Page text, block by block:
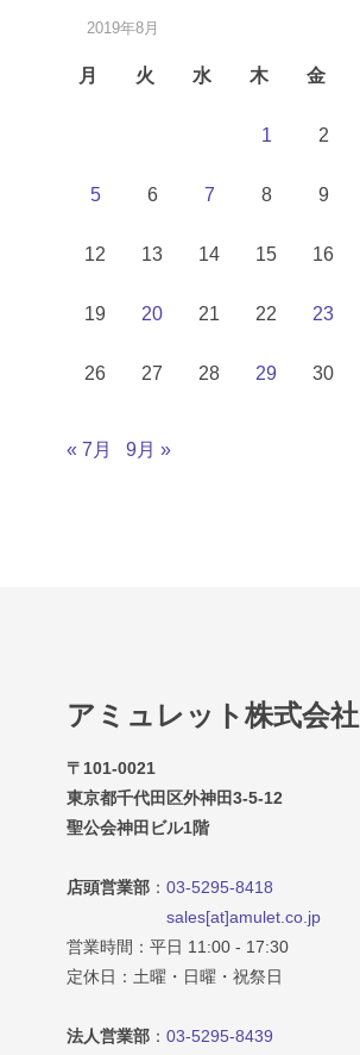
2019年8月
月 火 水 木 金
1 2
5 6 7 8 9
12 13 14 15 16
19 20 21 22 23
26 27 28 29 30
« 7月 9月 »
アミュレット株式会社
〒101-0021
東京都千代田区外神田3-5-12
聖公会神田ビル1階
店頭営業部 ： 03-5295-8418
sales[at]amulet.co.jp
営業時間：平日 11:00 - 17:30
定休日：土曜・日曜・祝祭日
法人営業部 ： 03-5295-8439